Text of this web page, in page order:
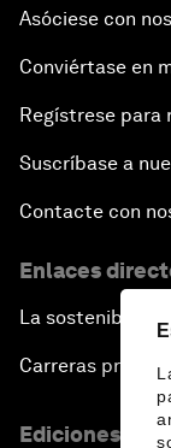
Asóciese con
Conviértase en
Regístrese
Suscríbase a
Contacte con
Enlaces
La sostenibilidad
Carreras
Ediciones en